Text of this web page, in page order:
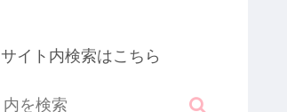
サイト内検索はこちら